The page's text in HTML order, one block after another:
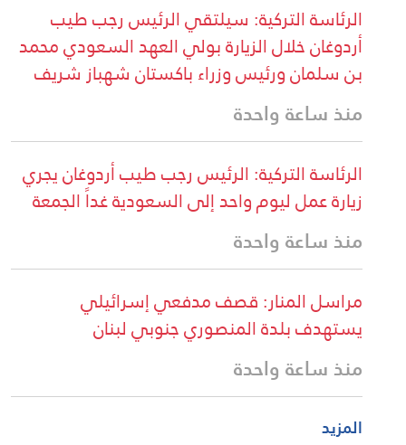
الرئاسة التركية: سيلتقي الرئيس رجب طيب
أردوغان خلال الزيارة بولي العهد السعودي محمد
بن سلمان ورئيس وزراء باكستان شهباز شريف
منذ ساعة واحدة
الرئاسة التركية: الرئيس رجب طيب أردوغان يجري
زيارة عمل ليوم واحد إلى السعودية غداً الجمعة
منذ ساعة واحدة
مراسل المنار: قصف مدفعي إسرائيلي
يستهدف بلدة المنصوري جنوبي لبنان
منذ ساعة واحدة
المزيد